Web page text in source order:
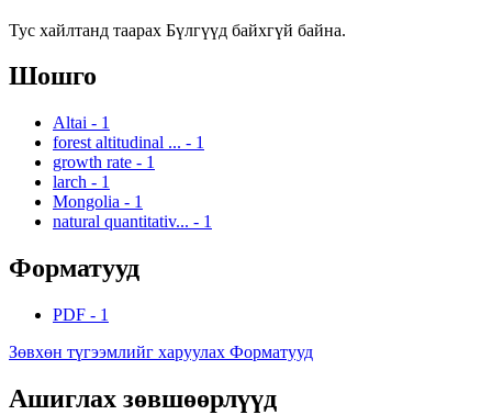
Тус хайлтанд таарах Бүлгүүд байхгүй байна.
Шошго
Altai - 1
forest altitudinal ... - 1
growth rate - 1
larch - 1
Mongolia - 1
natural quantitativ... - 1
Форматууд
PDF - 1
Зөвхөн түгээмлийг харуулах Форматууд
Ашиглах зөвшөөрлүүд